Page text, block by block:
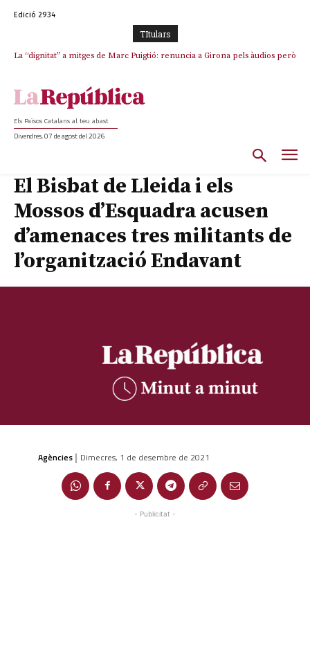
Edició 2934
TItulars
La “dignitat” a mitges de Marc Puigtió: renuncia a Girona pels àudios però
Junts exigeix que Catalunya quedi “fora” del repartiment dels menors
Els Països Catalans al teu abast
Divendres, 07 de agost del 2026
El Bisbat de Lleida i els
Mossos d’Esquadra acusen
d’amenaces tres militants de
l’organització Endavant
Agències | Dimecres, 1 de desembre de 2021
- Publicitat -